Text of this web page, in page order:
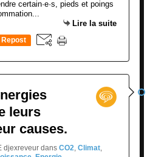
certain·e·s, pieds et poings
Lire la suite
Repost
leurs
causes.
djexreveur dans CO2, Climat,